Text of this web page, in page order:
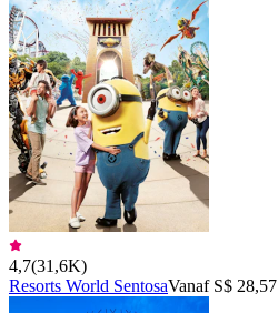
4,7(31,6K)
Resorts World SentosaVanaf S$ 28,57